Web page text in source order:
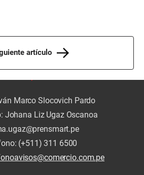
artículo
Marco Slocovich Pardo
Johana Liz Ugaz Oscanoa
(+511) 311 6500